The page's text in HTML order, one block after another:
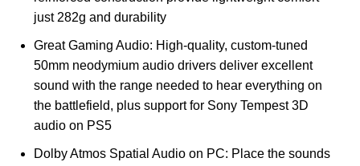
just 282g and durability
Great Gaming Audio: High-quality, custom-tuned
50mm neodymium audio drivers deliver excellent
sound with the range needed to hear everything on
the battlefield, plus support for Sony Tempest 3D
audio on PS5
Dolby Atmos Spatial Audio on PC: Place the sounds